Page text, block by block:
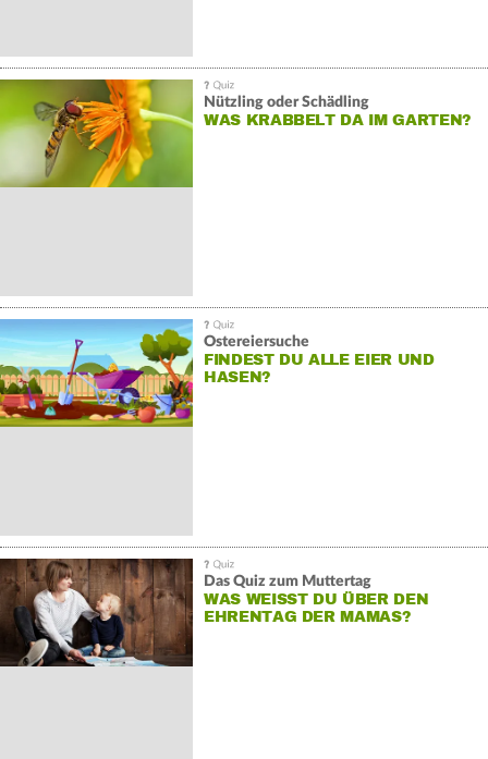
Nützling oder Schädling
WAS KRABBELT DA IM GARTEN?
Ostereiersuche
FINDEST DU ALLE EIER UND
HASEN?
Das Quiz zum Muttertag
WAS WEISST DU ÜBER DEN E
HRENTAG DER MAMAS?